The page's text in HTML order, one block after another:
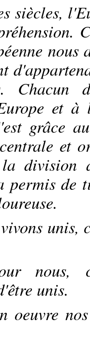
siècles,
et à
grâce
et
division
permis de
unis,
nous,
unis.
oeuvre